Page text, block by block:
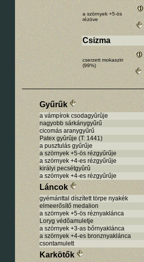
a szörnyek +5-ös
rézöve
Csizma
cserzett mokaszin
(99%)
Gyűrűk
a vámpírok csodagyûrûje
nagyobb sárkánygyűrű
cicomás aranygyűrű
Patex gyûrûje (T: 1441)
a pusztulás gyűrűje
a szörnyek +5-ös rézgyűrűje
a szörnyek +4-es rézgyűrűje
királyi pecsétgyûrû
a szörnyek +4-es rézgyűrűje
Láncok
gyémánttal díszített törpe nyakék
elmeerősítő medalion
a szörnyek +5-ös réznyaklánca
Loryg védõamuletje
a szörnyek +3-as bőrnyaklánca
a szörnyek +4-es bronznyaklánca
csontamulett
Karkötők